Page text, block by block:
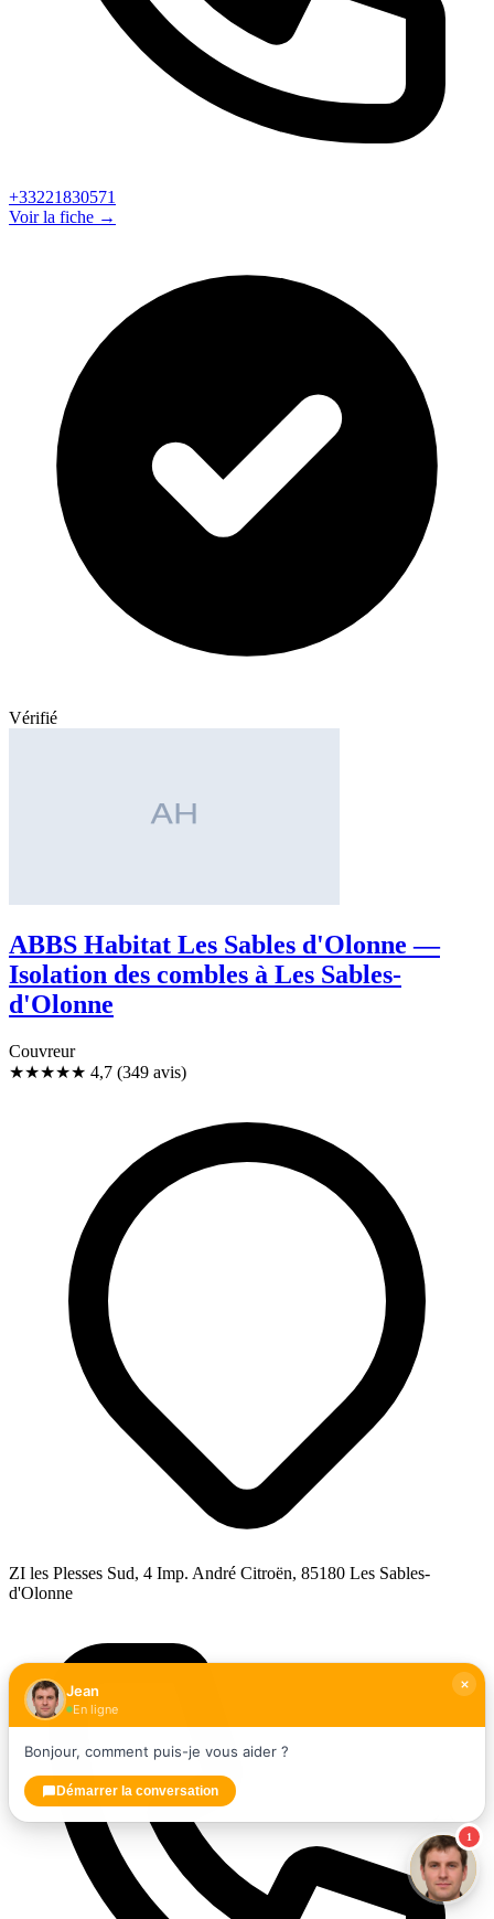
+33221830571
Voir la fiche →
Vérifié
ABBS Habitat Les Sables d'Olonne —
Isolation des combles à Les Sables-
d'Olonne
Couvreur
★★★★★ 4,7 (349 avis)
ZI les Plesses Sud, 4 Imp. André Citroën, 85180 Les Sables-
d'Olonne
1
Jean
En ligne
Bonjour, comment puis-je vous aider ?
Démarrer la conversation